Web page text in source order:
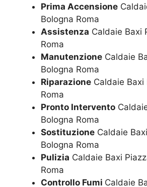
Prima Accensione
Bologna Roma
Assistenza Caldaie Baxi
Roma
Manutenzione Caldaie
Bologna Roma
Riparazione Caldaie Baxi
Roma
Pronto Intervento
Bologna Roma
Sostituzione Caldaie
Bologna Roma
Pulizia Caldaie Baxi
Roma
Controllo Fumi Caldaie